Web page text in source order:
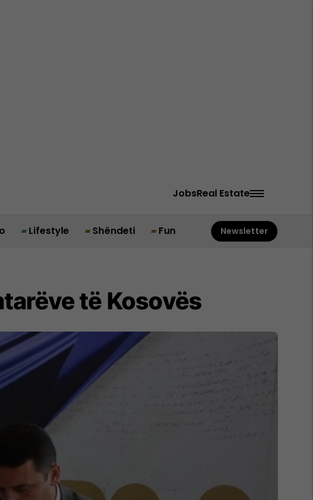
JobsReal Estate
Lifestyle Shëndeti Fun Newsletter
të Kosovës